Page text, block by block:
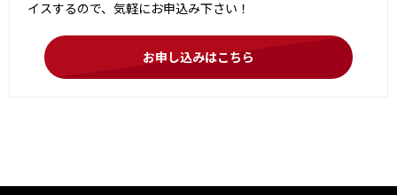
イスするので、気軽にお申込み下さい！
お申し込みはこちら